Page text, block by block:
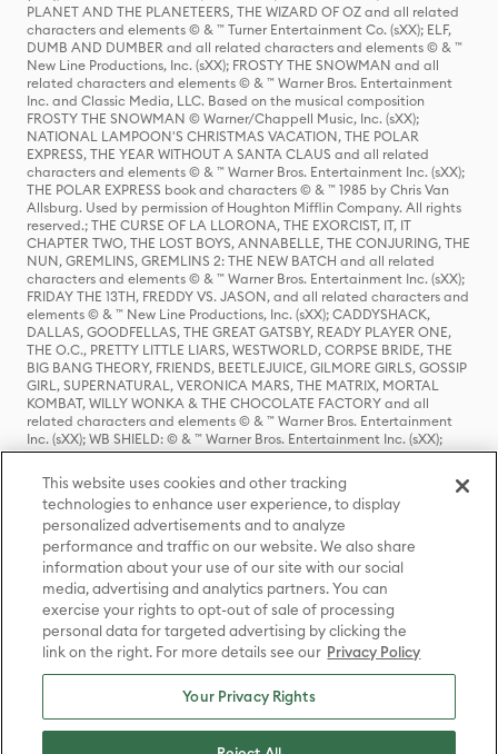
PLANET AND THE PLANETEERS, THE WIZARD OF OZ and all related
characters and elements © & ™ Turner Entertainment Co. (sXX); ELF,
DUMB AND DUMBER and all related characters and elements © & ™
New Line Productions, Inc. (sXX); FROSTY THE SNOWMAN and all
related characters and elements © & ™ Warner Bros. Entertainment
Inc. and Classic Media, LLC. Based on the musical composition
FROSTY THE SNOWMAN © Warner/Chappell Music, Inc. (sXX);
NATIONAL LAMPOON'S CHRISTMAS VACATION, THE POLAR
EXPRESS, THE YEAR WITHOUT A SANTA CLAUS and all related
characters and elements © & ™ Warner Bros. Entertainment Inc. (sXX);
THE POLAR EXPRESS book and characters © & ™ 1985 by Chris Van
Allsburg. Used by permission of Houghton Mifflin Company. All rights
reserved.; THE CURSE OF LA LLORONA, THE EXORCIST, IT, IT
CHAPTER TWO, THE LOST BOYS, ANNABELLE, THE CONJURING, THE
NUN, GREMLINS, GREMLINS 2: THE NEW BATCH and all related
characters and elements © & ™ Warner Bros. Entertainment Inc. (sXX);
FRIDAY THE 13TH, FREDDY VS. JASON, and all related characters and
elements © & ™ New Line Productions, Inc. (sXX); CADDYSHACK,
DALLAS, GOODFELLAS, THE GREAT GATSBY, READY PLAYER ONE,
THE O.C., PRETTY LITTLE LIARS, WESTWORLD, CORPSE BRIDE, THE
BIG BANG THEORY, FRIENDS, BEETLEJUICE, GILMORE GIRLS, GOSSIP
GIRL, SUPERNATURAL, VERONICA MARS, THE MATRIX, MORTAL
KOMBAT, WILLY WONKA & THE CHOCOLATE FACTORY and all
related characters and elements © & ™ Warner Bros. Entertainment
Inc. (sXX); WB SHIELD: © & ™ Warner Bros. Entertainment Inc. (sXX);
HOUSE OF THE DRAGON, GAME OF THRONES, and all related
characters and elements © & ™ Home Box Office, Inc. (sXX); CHILLING
ADVENTURES OF SABRINA, RIVERDALE © & ™ Warner Bros.
Entertainment Inc. Archie Comics and all related characters and
elements © & ™ Archie Comic Publications, Inc. Used with permission.
(sXX); SEINFELD and all related characters and elements © & ™ Castle
Rock Entertainment. (sXX); TED LASSO © & ™ Warner Bros.
Entertainment Inc. & Universal Television LLC (sXX); THE HOBBIT: AN
UNEXPECTED JOURNEY, THE HOBBIT: THE DESOLATION OF SMAUG,
THE HOBBIT: THE BATTLE OF THE FIVE ARMIES, THE LORD OF THE
RINGS: THE FELLOWSHIP OF THE RING, THE LORD OF THE RINGS: THE
TWO TOWERS, THE LORD OF THE RINGS: THE RETURN OF THE KING
and the names of the characters, items, events and places therein are
TM of The Saul Zaentz Company d/b/a Middle-earth Enterprises
under license to New Line Productions, Inc. (sXX), © Warner Bros.
Entertainment Inc. All rights reserved; WHERE THE WILD THINGS ARE
This website uses cookies and other tracking
technologies to enhance user experience, to display
personalized advertisements and to analyze
performance and traffic on our website. We also share
information about your use of our site with our social
media, advertising and analytics partners. You can
exercise your rights to opt-out of sale of processing
personal data for targeted advertising by clicking the
link on the right. For more details see our Privacy Policy
Your Privacy Rights